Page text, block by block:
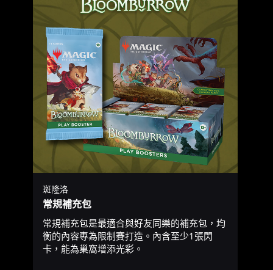
斑隆洛
常規補充包
常規補充包是最適合與好友同樂的補充包，均
衡的內容專為限制賽打造。內含至少1張閃
卡，能為巢窩增添光彩。